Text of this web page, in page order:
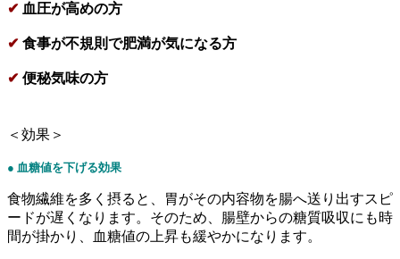
✔ 血圧が高めの方
✔ 食事が不規則で肥満が気になる方
✔ 便秘気味の方
＜効果＞
● 血糖値を下げる効果
食物繊維を多く摂ると、胃がその内容物を腸へ送り出すスピ
ードが遅くなります。そのため、腸壁からの糖質吸収にも時
間が掛かり、血糖値の上昇も緩やかになります。